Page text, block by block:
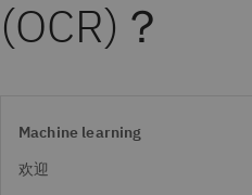
(OCR)？
Machine learning
欢迎